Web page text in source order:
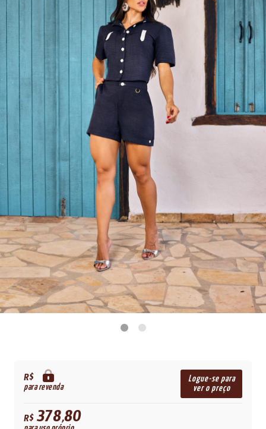
R$
para revenda
Logue-se para
ver o preço
R$378,80